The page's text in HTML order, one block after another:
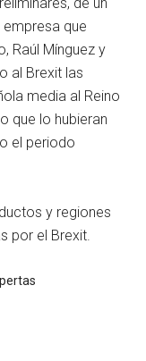
que
Raúl Mínguez y
al Brexit las
media al Reino
que lo hubieran
el periodo
y regiones
por el Brexit.